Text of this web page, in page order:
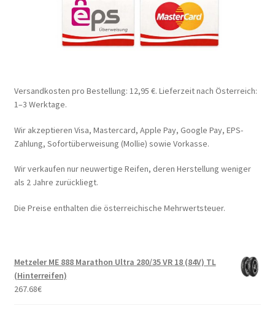
Versandkosten pro Bestellung: 12,95 €. Lieferzeit nach Österreich:
1–3 Werktage.
Wir akzeptieren Visa, Mastercard, Apple Pay, Google Pay, EPS-
Zahlung, Sofortüberweisung (Mollie) sowie Vorkasse.
Wir verkaufen nur neuwertige Reifen, deren Herstellung weniger
als 2 Jahre zurückliegt.
Die Preise enthalten die österreichische Mehrwertsteuer.
Metzeler ME 888 Marathon Ultra 280/35 VR 18 (84V) TL
(Hinterreifen)
267.68€